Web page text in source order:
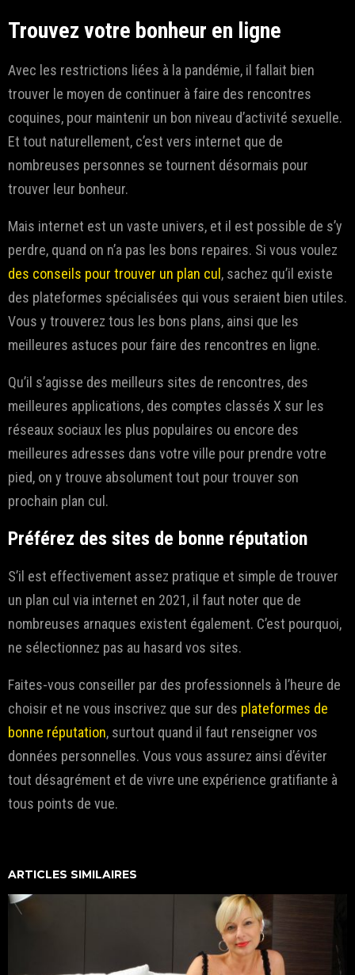
Trouvez votre bonheur en ligne
Avec les restrictions liées à la pandémie, il fallait bien
trouver le moyen de continuer à faire des rencontres
coquines, pour maintenir un bon niveau d’activité sexuelle.
Et tout naturellement, c’est vers internet que de
nombreuses personnes se tournent désormais pour
trouver leur bonheur.
Mais internet est un vaste univers, et il est possible de s’y
perdre, quand on n’a pas les bons repaires. Si vous voulez
des conseils pour trouver un plan cul , sachez qu’il existe
des plateformes spécialisées qui vous seraient bien utiles.
Vous y trouverez tous les bons plans, ainsi que les
meilleures astuces pour faire des rencontres en ligne.
Qu’il s’agisse des meilleurs sites de rencontres, des
meilleures applications, des comptes classés X sur les
réseaux sociaux les plus populaires ou encore des
meilleures adresses dans votre ville pour prendre votre
pied, on y trouve absolument tout pour trouver son
prochain plan cul.
Préférez des sites de bonne réputation
S’il est effectivement assez pratique et simple de trouver
un plan cul via internet en 2021, il faut noter que de
nombreuses arnaques existent également. C’est pourquoi,
ne sélectionnez pas au hasard vos sites.
Faites-vous conseiller par des professionnels à l’heure de
choisir et ne vous inscrivez que sur des plateformes de
bonne réputation, surtout quand il faut renseigner vos
données personnelles. Vous vous assurez ainsi d’éviter
tout désagrément et de vivre une expérience gratifiante à
tous points de vue.
ARTICLES SIMILAIRES